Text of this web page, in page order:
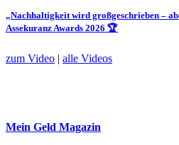
„Nachhaltigkeit wird großgeschrieben –
Assekuranz Awards 2026 🏆
zum Video | alle Videos
Mein Geld Magazin